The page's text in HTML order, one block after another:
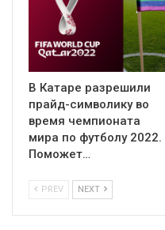
В Катаре разрешили
прайд-символику во
время чемпионата
мира по футболу 2022.
Поможет…
PREV NEXT